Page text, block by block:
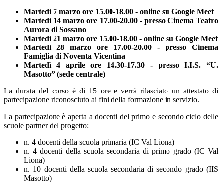
Martedì 7 marzo ore 15.00-18.00 - online su Google Meet
Martedì 14 marzo ore 17.00-20.00 - presso Cinema Teatro
Aurora di Sossano
Martedì 21 marzo ore 15.00-18.00 - online su Google Meet
Martedì 28 marzo ore 17.00-20.00 - presso Cinema
Famiglia di Noventa Vicentina
Martedì 4 aprile ore 14.30-17.30 - presso I.I.S. “U.
Masotto” (sede centrale)
La durata del corso è di 15 ore e verrà rilasciato un attestato di
partecipazione riconosciuto ai fini della formazione in servizio.
La partecipazione è aperta a docenti del primo e secondo ciclo delle
scuole partner del progetto:
n. 4 docenti della scuola primaria (IC Val Liona)
n. 4 docenti della scuola secondaria di primo grado (IC Val
Liona)
n. 10 docenti della scuola secondaria di secondo grado (IIS
Masotto)